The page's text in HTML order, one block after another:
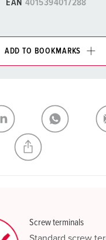
EAN 4015394017288
ADD TO BOOKMARKS
CREATE A NEW LIST
Screw terminals